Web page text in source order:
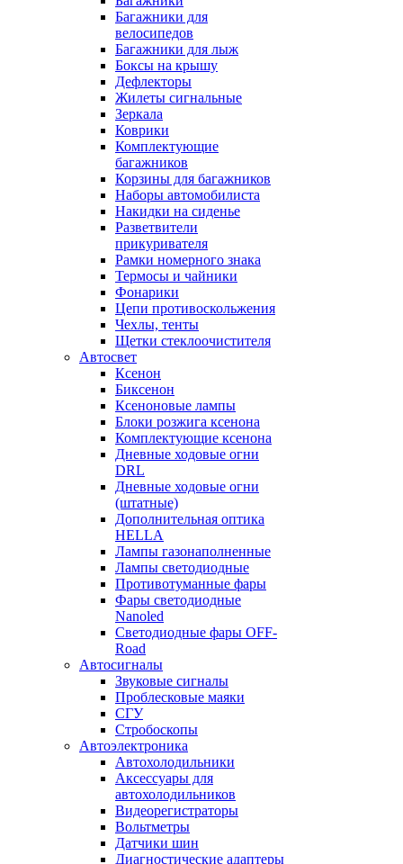
Багажники для
велосипедов
Багажники для лыж
Боксы на крышу
Дефлекторы
Жилеты сигнальные
Зеркала
Коврики
Комплектующие
багажников
Корзины для багажников
Наборы автомобилиста
Накидки на сиденье
Разветвители
прикуривателя
Рамки номерного знака
Термосы и чайники
Фонарики
Цепи противоскольжения
Чехлы, тенты
Щетки стеклоочистителя
Автосвет
Ксенон
Биксенон
Ксеноновые лампы
Блоки розжига ксенона
Комплектующие ксенона
Дневные ходовые огни
DRL
Дневные ходовые огни
(штатные)
Дополнительная оптика
HELLA
Лампы газонаполненные
Лампы светодиодные
Противотуманные фары
Фары светодиодные
Nanoled
Светодиодные фары OFF-
Road
Автосигналы
Звуковые сигналы
Проблесковые маяки
СГУ
Стробоскопы
Автоэлектроника
Автохолодильники
Аксессуары для
автохолодильников
Видеорегистраторы
Вольтметры
Датчики шин
Диагностические адаптеры